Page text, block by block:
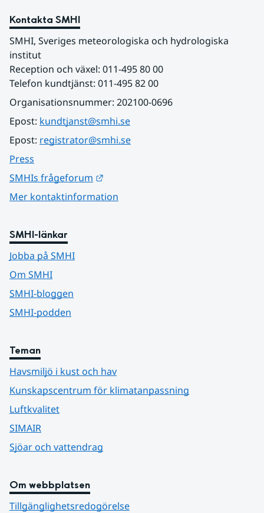
Kontakta SMHI
SMHI, Sveriges meteorologiska och hydrologiska
institut
Reception och växel: 011-495 80 00
Telefon kundtjänst: 011-495 82 00
Organisationsnummer: 202100-0696
Epost: kundtjanst@smhi.se
Epost: registrator@smhi.se
Press
SMHIs frågeforum
Mer kontaktinformation
SMHI-länkar
Jobba på SMHI
Om SMHI
SMHI-bloggen
SMHI-podden
Teman
Havsmiljö i kust och hav
Kunskapscentrum för klimatanpassning
Luftkvalitet
SIMAIR
Sjöar och vattendrag
Om webbplatsen
Tillgänglighetsredogörelse